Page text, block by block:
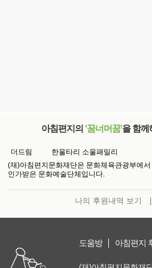
아침편지의 '꿈너머꿈'을 함께
더드림
한울타리 소울패밀리
(재)아침편지문화재단은 문화체육관광부에서
인가받은 문화예술단체입니다.
나의 후원내역 보기
도움방 아침편지